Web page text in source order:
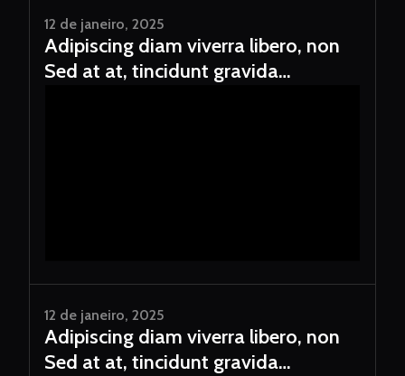
12 de janeiro, 2025
Adipiscing diam viverra libero, non
Sed at at, tincidunt gravida
12 de janeiro, 2025
Adipiscing diam viverra libero, non
Sed at at, tincidunt gravida